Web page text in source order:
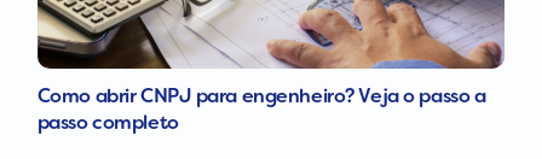
Como abrir CNPJ para engenheiro? Veja o passo a
passo completo